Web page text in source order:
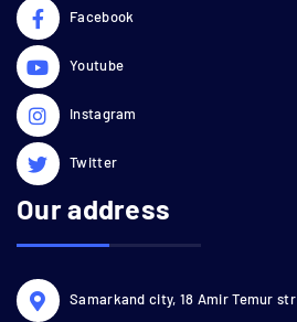
Facebook
Youtube
Instagram
Twitter
Our address
Samarkand city, 18 Amir Temur str